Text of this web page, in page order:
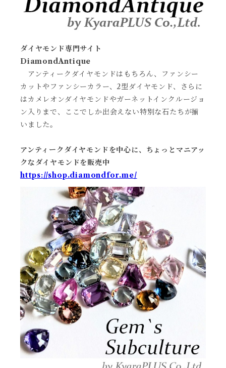
ダイヤモンド専門サイト
DiamondAntique
アンティークダイヤモンドはもちろん、ファンシー
カットやファンシーカラー、2型ダイヤモンド、さらに
はカメレオンダイヤモンドやガーネットインクルージョ
ン入りまで、ここでしか出会えない特別な石たちが揃
いました。
アンティークダイヤモンドを中心に、ちょっとマニアッ
クなダイヤモンドを販売中
https://shop.diamondfor.me/